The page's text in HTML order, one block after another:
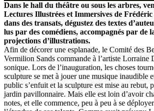
Dans le hall du théâtre ou sous les arbres,
Lectures Illustrées et Immersives de
dans des transats, dégustez des textes
lus par des comédiens, accompagnés par de
projections d’illustrations.
Afin de décorer une esplanade, le Comité des
Vermilion Sands commande à l’artiste Lorraine
sonique. Lors de l’inauguration, les choses
sculpture se met à jouer une musique inaudible
public s’enfuit et la sculpture est mise au rebut,
jardin pavillonnaire. Mais elle est loin d’avoir
notes, et elle commence, peu à peu à se